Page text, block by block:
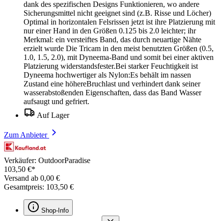
dank des spezifischen Designs Funktionieren, wo andere
Sicherungsmittel nicht geeignet sind (z.B. Risse und Löcher)
Optimal in horizontalen Felsrissen jetzt ist ihre Platzierung mit
nur einer Hand in den Größen 0.125 bis 2.0 leichter; ihr
Merkmal: ein versteiftes Band, das durch neuartige Nähte
erzielt wurde Die Tricam in den meist benutzten Größen (0.5,
1.0, 1.5, 2.0), mit Dyneema-Band und somit bei einer aktiven
Platzierung widerstandsfester.Bei starker Feuchtigkeit ist
Dyneema hochwertiger als Nylon:Es behält im nassen
Zustand eine höhereBruchlast und verhindert dank seiner
wasserabstoßenden Eigenschaften, dass das Band Wasser
aufsaugt und gefriert.
Auf Lager
Zum Anbieter
Verkäufer: OutdoorParadise
103,50 €*
Versand ab 0,00 €
Gesamtpreis: 103,50 €
Shop-Info